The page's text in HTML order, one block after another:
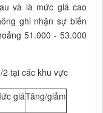
và là mức giá cao
ghi nhận sự biến
51.000 - 53.000
tại các khu vực
giáTăng/giảm